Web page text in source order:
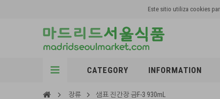
Este sitio utiliza cookies
CATEGORY INFORMATION
장류 샘표 진간장 금F-3 930mL